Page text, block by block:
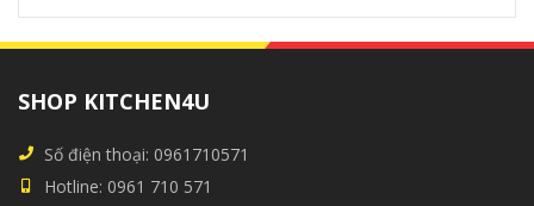
SHOP KITCHEN4U
Số điện thoại: 0961710571
Hotline: 0961 710 571